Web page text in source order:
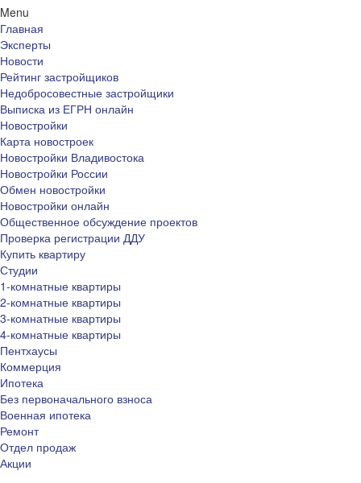
Menu
Главная
Эксперты
Новости
Рейтинг застройщиков
Недобросовестные застройщики
Выписка из ЕГРН онлайн
Новостройки
Карта новостроек
Новостройки Владивостока
Новостройки России
Обмен новостройки
Новостройки онлайн
Общественное обсуждение проектов
Проверка регистрации ДДУ
Купить квартиру
Студии
1-комнатные квартиры
2-комнатные квартиры
3-комнатные квартиры
4-комнатные квартиры
Пентхаусы
Коммерция
Ипотека
Без первоначального взноса
Военная ипотека
Ремонт
Отдел продаж
Акции